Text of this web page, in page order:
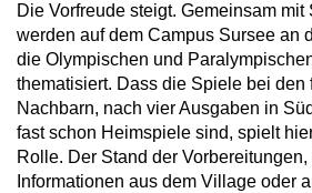
Die Vorfreude steigt. Gemeinsam
werden auf dem Campus Sursee an
die Olympischen und
thematisiert. Dass die Spiele bei den
Nachbarn, nach vier Ausgaben in
fast schon Heimspiele sind, spielt
Rolle. Der Stand der
Informationen aus dem Village oder